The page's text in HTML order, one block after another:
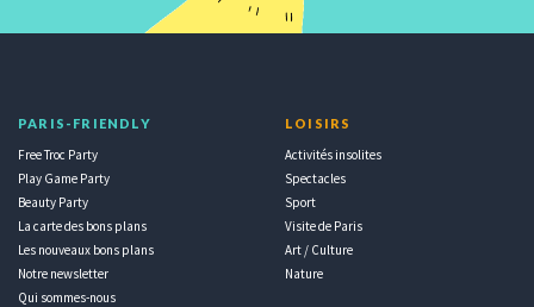
PARIS-FRIENDLY
Free Troc Party
Play Game Party
Beauty Party
La carte des bons plans
Les nouveaux bons plans
Notre newsletter
Qui sommes-nous
LOISIRS
Activités insolites
Spectacles
Sport
Visite de Paris
Art / Culture
Nature